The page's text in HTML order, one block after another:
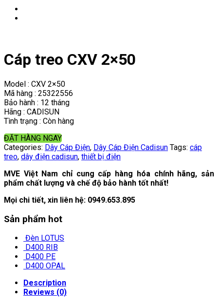
Cáp treo CXV 2×50
Model : CXV 2×50
Mã hàng : 25322556
Bảo hành : 12 tháng
Hãng : CADISUN
Tình trạng : Còn hàng
ĐẶT HÀNG NGAY
Categories: Dây Cáp Điện, Dây Cáp Điện Cadisun Tags: cáp
treo, dây điện cadisun, thiết bị điện
MVE Việt Nam chỉ cung cấp hàng hóa chính hãng, sản
phẩm chất lượng và chế độ bảo hành tốt nhất!
Mọi chi tiết, xin liên hệ: 0949.653.895
Sản phẩm hot
Đèn LOTUS
D400 RIB
D400 PE
D400 OPAL
Description
Reviews (0)